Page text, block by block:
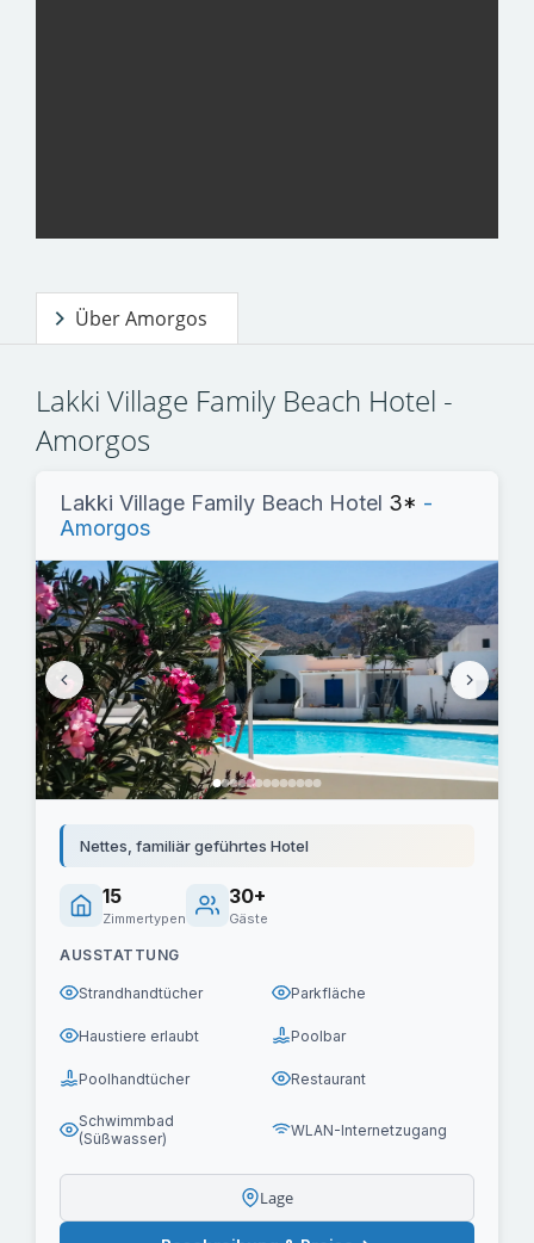
Über Amorgos
Lakki Village Family Beach Hotel -
Amorgos
Lakki Village Family Beach Hotel 3* -
Amorgos
Nettes, familiär geführtes Hotel
15
Zimmertypen
30+
Gäste
AUSSTATTUNG
Strandhandtücher Parkfläche
Haustiere erlaubt Poolbar
Poolhandtücher Restaurant
Schwimmbad
(Süßwasser)
WLAN-Internetzugang
Lage